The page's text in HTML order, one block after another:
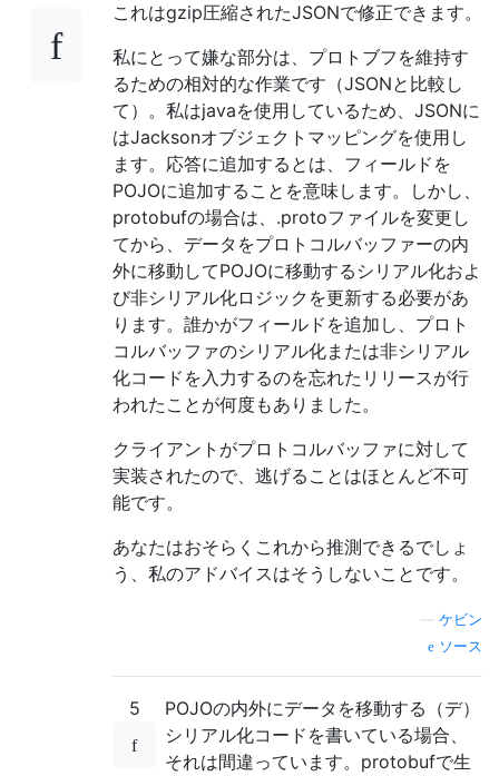
これはgzip圧縮されたJSONで修正できます。
私にとって嫌な部分は、プロトブフを維持す
るための相対的な作業です（JSONと比較し
て）。私はjavaを使用しているため、JSONに
はJacksonオブジェクトマッピングを使用し
ます。応答に追加するとは、フィールドを
POJOに追加することを意味します。しかし、
protobufの場合は、.protoファイルを変更し
てから、データをプロトコルバッファーの内
外に移動してPOJOに移動するシリアル化およ
び非シリアル化ロジックを更新する必要があ
ります。誰かがフィールドを追加し、プロト
コルバッファのシリアル化または非シリアル
化コードを入力するのを忘れたリリースが行
われたことが何度もありました。
クライアントがプロトコルバッファに対して
実装されたので、逃げることはほとんど不可
能です。
あなたはおそらくこれから推測できるでしょ
う、私のアドバイスはそうしないことです。
ケビン
ソース
5
POJOの内外にデータを移動する（デ）
シリアル化コードを書いている場合、
それは間違っています。protobufで生